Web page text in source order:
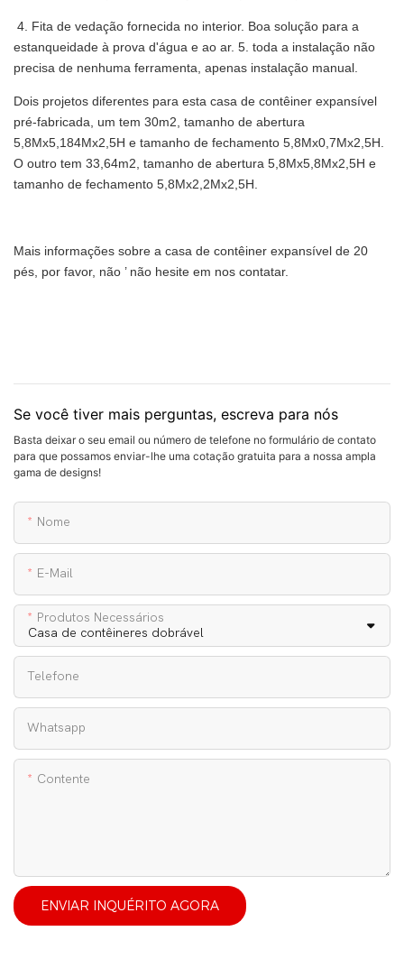
4. Fita de vedação fornecida no interior. Boa solução para a
estanqueidade à prova d'água e ao ar. 5. toda a instalação não
precisa de nenhuma ferramenta, apenas instalação manual.
Dois projetos diferentes para esta casa de contêiner expansível
pré-fabricada, um tem 30m2, tamanho de abertura
5,8Mx5,184Mx2,5H e tamanho de fechamento 5,8Mx0,7Mx2,5H.
O outro tem 33,64m2, tamanho de abertura 5,8Mx5,8Mx2,5H e
tamanho de fechamento 5,8Mx2,2Mx2,5H.
Mais informações sobre a casa de contêiner expansível de 20
pés, por favor, não ’ não hesite em nos contatar.
Se você tiver mais perguntas, escreva para nós
Basta deixar o seu email ou número de telefone no formulário de contato
para que possamos enviar-lhe uma cotação gratuita para a nossa ampla
gama de designs!
Nome
E-Mail
Produtos Necessários
Telefone
Whatsapp
Contente
ENVIAR INQUÉRITO AGORA